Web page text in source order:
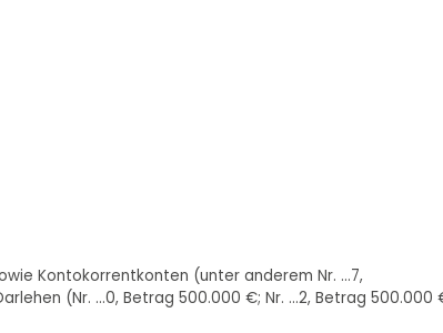
Kontokorrentkonten (unter anderem Nr. ...7,
(Nr. ...0, Betrag 500.000 €; Nr. ...2, Betrag 500.000